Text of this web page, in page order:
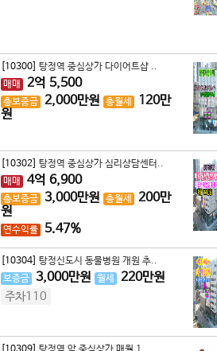
[10300] 탕정역 중심상가 다이어트샵 ..
매매
2억 5,500
총보증금 2,000만원 총월세 120만
원
[10302] 탕정역 중심상가 심리상담센터..
매매
4억 6,900
총보증금 3,000만원 총월세 200만
원
연수익률 5.47%
[10304] 탕정신도시 동물병원 개원 추..
보증금
3,000만원 월세 220만원
주차110